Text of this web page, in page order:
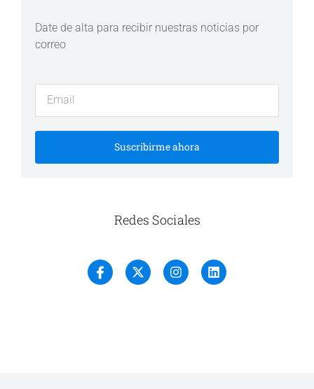
Date de alta para recibir nuestras noticias por
correo
Suscribirme ahora
Redes Sociales